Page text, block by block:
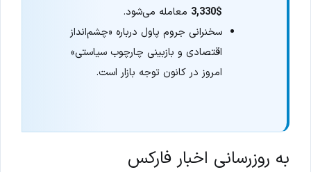
$3,330
معامله می‌شود.
سخنرانی جروم پاول درباره «چشم‌انداز
اقتصادی و بازبینی چارچوب سیاستی»
امروز در کانون توجه بازار است.
به روزرسانی اخبار فارکس